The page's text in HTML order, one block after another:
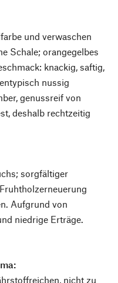
und verwaschen
Schale; orangegelbes
knackig, saftig,
nussig
genussreif von
deshalb rechtzeitig
sorgfältiger
Aufgrund von
niedrige Erträge.
nicht zu